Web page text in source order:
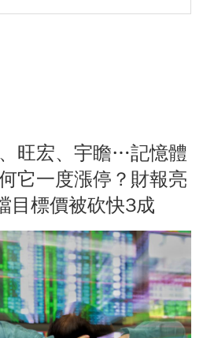
旺宏、宇瞻…記憶體
它一度漲停？財報亮
目標價被砍快3成